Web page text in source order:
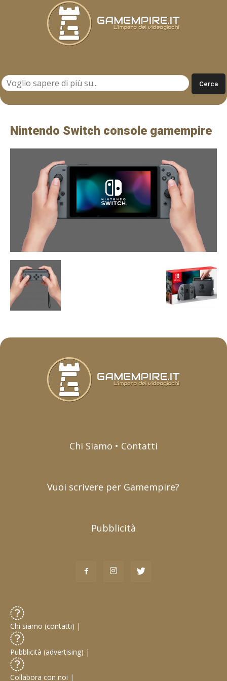
Nintendo Switch console gamempire
Chi Siamo • Contatti
Vuoi scrivere per Gamempire?
Pubblicità
Chi siamo (contatti) |
Pubblicità (advertising) |
Collabora con noi |